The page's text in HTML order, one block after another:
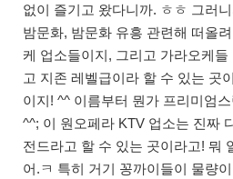
없이 즐기고 왔다니까. ㅎㅎ 그러
밤문화, 밤문화 유흥 관련해 떠올
케 업소들이지, 그리고 가라오케
고 지존 레벨급이라 할 수 있는 곳
이지! ^^ 이름부터 뭔가 프리미엄
^^; 이 원오페라 KTV 업소는 진짜
전드라고 할 수 있는 곳이라고! 뭐
어.ㅋ 특히 거기 꽁까이들이 물량